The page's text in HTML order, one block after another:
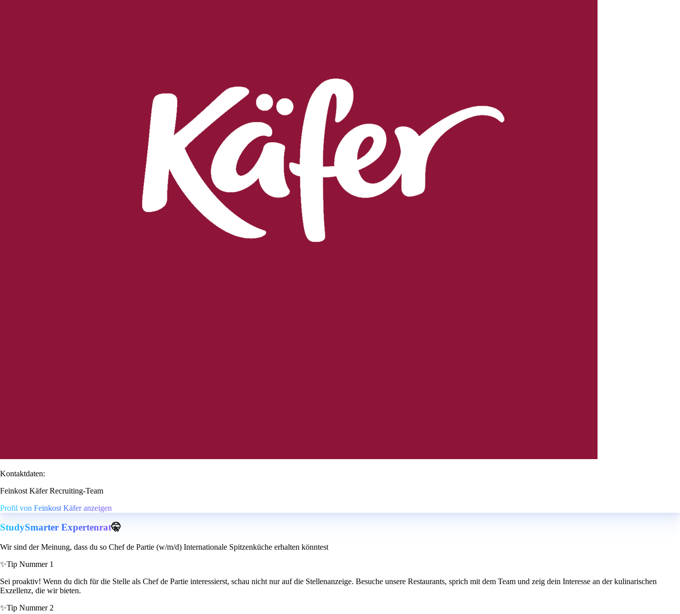
Kontaktdaten:
Feinkost Käfer Recruiting-Team
Profil von Feinkost Käfer anzeigen
StudySmarter Expertenrat🤫
Wir sind der Meinung, dass du so Chef de Partie (w/m/d) Internationale Spitzenküche erhalten könntest
✨Tip Nummer 1
Sei proaktiv! Wenn du dich für die Stelle als Chef de Partie interessierst, schau nicht nur auf die Stellenanzeige. Besuche unsere Restaurants, sprich mit dem Team und zeig dein Interesse an der kulinarischen
Exzellenz, die wir bieten.
✨Tip Nummer 2